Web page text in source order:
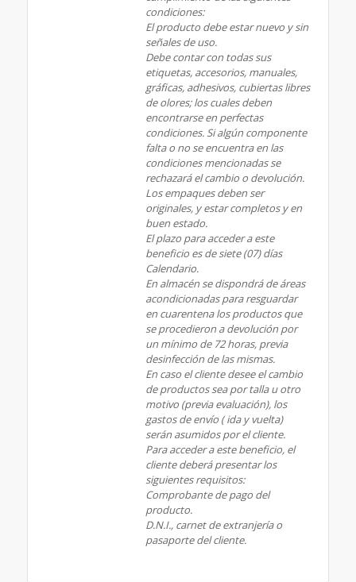
condiciones:
El producto debe estar nuevo y sin
señales de uso.
Debe contar con todas sus
etiquetas, accesorios, manuales,
gráficas, adhesivos, cubiertas libres
de olores; los cuales deben
encontrarse en perfectas
condiciones. Si algún componente
falta o no se encuentra en las
condiciones mencionadas se
rechazará el cambio o devolución.
Los empaques deben ser
originales, y estar completos y en
buen estado.
El plazo para acceder a este
beneficio es de siete (07) días
Calendario.
En almacén se dispondrá de áreas
acondicionadas para resguardar
en cuarentena los productos que
se procedieron a devolución por
un mínimo de 72 horas, previa
desinfección de las mismas.
En caso el cliente desee el cambio
de productos sea por talla u otro
motivo (previa evaluación), los
gastos de envío ( ida y vuelta)
serán asumidos por el cliente.
Para acceder a este beneficio, el
cliente deberá presentar los
siguientes requisitos:
Comprobante de pago del
producto.
D.N.I., carnet de extranjería o
pasaporte del cliente.